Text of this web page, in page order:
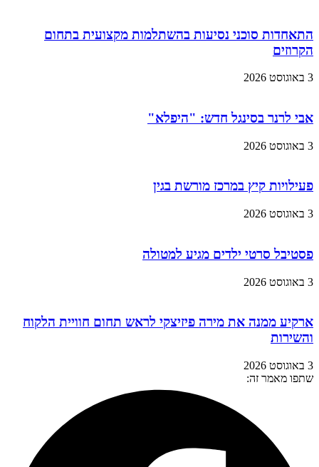
התאחדות סוכני נסיעות בהשתלמות מקצועית בתחום
הקרוזים
3 באוגוסט 2026
אבי לרנר בסינגל חדש: "היפלא"
3 באוגוסט 2026
פעילויות קיץ במרכז מורשת בגין
3 באוגוסט 2026
פסטיבל סרטי ילדים מגיע למטולה
3 באוגוסט 2026
ארקיע ממנה את מירה פיזיצקי לראש תחום חוויית הלקוח
והשירות
3 באוגוסט 2026
שתפו מאמר זה: